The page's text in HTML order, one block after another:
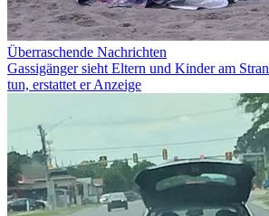
Überraschende Nachrichten
Gassigänger sieht Eltern und Kinder am
tun, erstattet er Anzeige